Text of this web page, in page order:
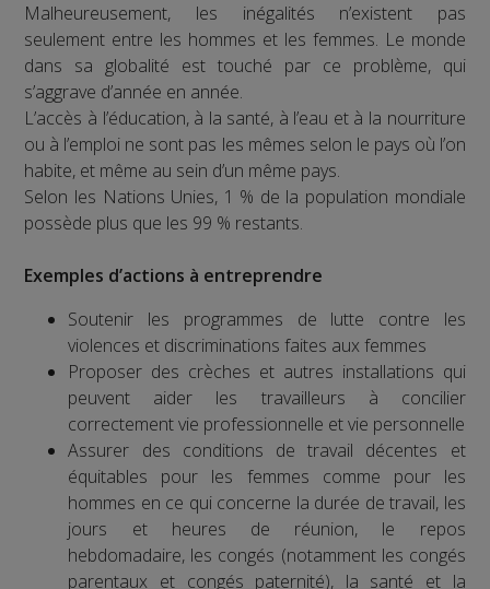
Malheureusement, les inégalités n’existent pas
seulement entre les hommes et les femmes. Le monde
dans sa globalité est touché par ce problème, qui
s’aggrave d’année en année.
L’accès à l’éducation, à la santé, à l’eau et à la nourriture
ou à l’emploi ne sont pas les mêmes selon le pays où l’on
habite, et même au sein d’un même pays.
Selon les Nations Unies, 1 % de la population mondiale
possède plus que les 99 % restants.
Exemples d’actions à entreprendre
Soutenir les programmes de lutte contre les
violences et discriminations faites aux femmes
Proposer des crèches et autres installations qui
peuvent aider les travailleurs à concilier
correctement vie professionnelle et vie personnelle
Assurer des conditions de travail décentes et
équitables pour les femmes comme pour les
hommes en ce qui concerne la durée de travail, les
jours et heures de réunion, le repos
hebdomadaire, les congés (notamment les congés
parentaux et congés paternité), la santé et la